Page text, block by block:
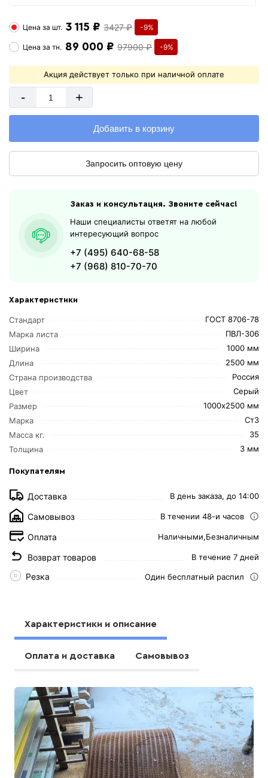
Характеристики
Стандарт
ГОСТ 8706-78
Марка листа
ПВЛ-306
Ширина
1000 мм
Длина
2500 мм
Страна производства
Россия
Цвет
Серый
Размер
1000х2500 мм
Марка
Ст3
Масса кг.
35
Толщина
3 мм
Покупателям
Доставка В день заказа, до 14:00
Самовывоз В течении 48-и часов
Оплата Наличными,Безналичным
Возврат товаров В течение 7 дней
Резка Один бесплатный распил
Цена за шт. 3 115 ₽ 3427 ₽ -9%
Цена затн. 89 000 ₽ 97900 ₽ -9%
Акция действует только при наличной оплате
- +
Добавить в корзину
Запросить оптовую цену
Заказ и консультация. Звоните сейчас!
Наши специалисты ответят на любой
интересующий вопрос
+7 (495) 640-68-58
+7 (968) 810-70-70
Характеристики и описание
Оплата и доставка Самовывоз